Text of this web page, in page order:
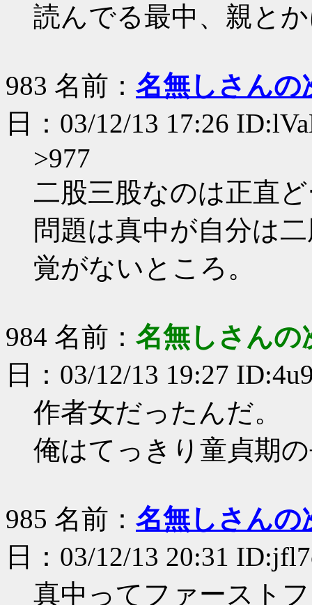
読んでる最中、親と
983 名前： 名無しさんの
日：03/12/13 17:26
>977
二股三股なのは正直
問題は真中が自分は
覚がないところ。
984 名前： 名無しさんの
日：03/12/13 19:27
作者女だったんだ。
俺はてっきり童貞期
985 名前： 名無しさんの
日：03/12/13 20:31
真中ってファースト